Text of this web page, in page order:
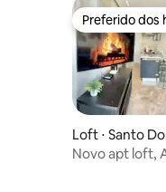
Preferido dos
Preferido dos
Loft ⋅ Santo
Novo apt loft,